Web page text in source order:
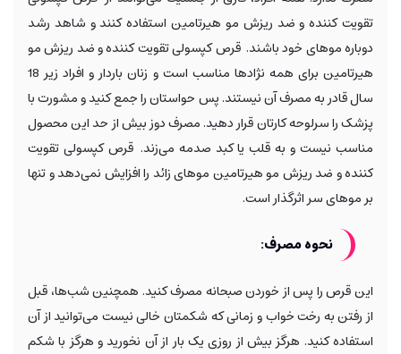
تقویت کننده و ضد ریزش مو هیرتامین استفاده کنند و شاهد رشد
دوباره موهای خود باشند. قرص کپسولی تقویت کننده و ضد ریزش مو
هیرتامین برای همه نژادها مناسب است و زنان باردار و افراد زیر 18
سال قادر به مصرف آن نیستند. پس حواستان را جمع کنید و مشورت با
پزشک را سرلوحه کارتان قرار دهید. مصرف دوز بیش از حد این محصول
مناسب نیست و به قلب یا کبد صدمه می‌زند. قرص کپسولی تقویت
کننده و ضد ریزش مو هیرتامین موهای زائد را افزایش نمی‌دهد و تنها
بر موهای سر اثرگذار است.
نحوه مصرف:
این قرص را پس از خوردن صبحانه مصرف کنید. همچنین شب‌ها، قبل
از رفتن به رخت خواب و زمانی که شکمتان خالی نیست می‌توانید از آن
استفاده کنید. هرگز بیش از روزی یک بار از آن نخورید و هرگز با شکم